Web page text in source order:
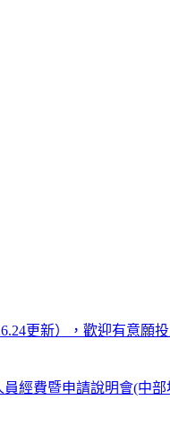
更新），歡迎有意願